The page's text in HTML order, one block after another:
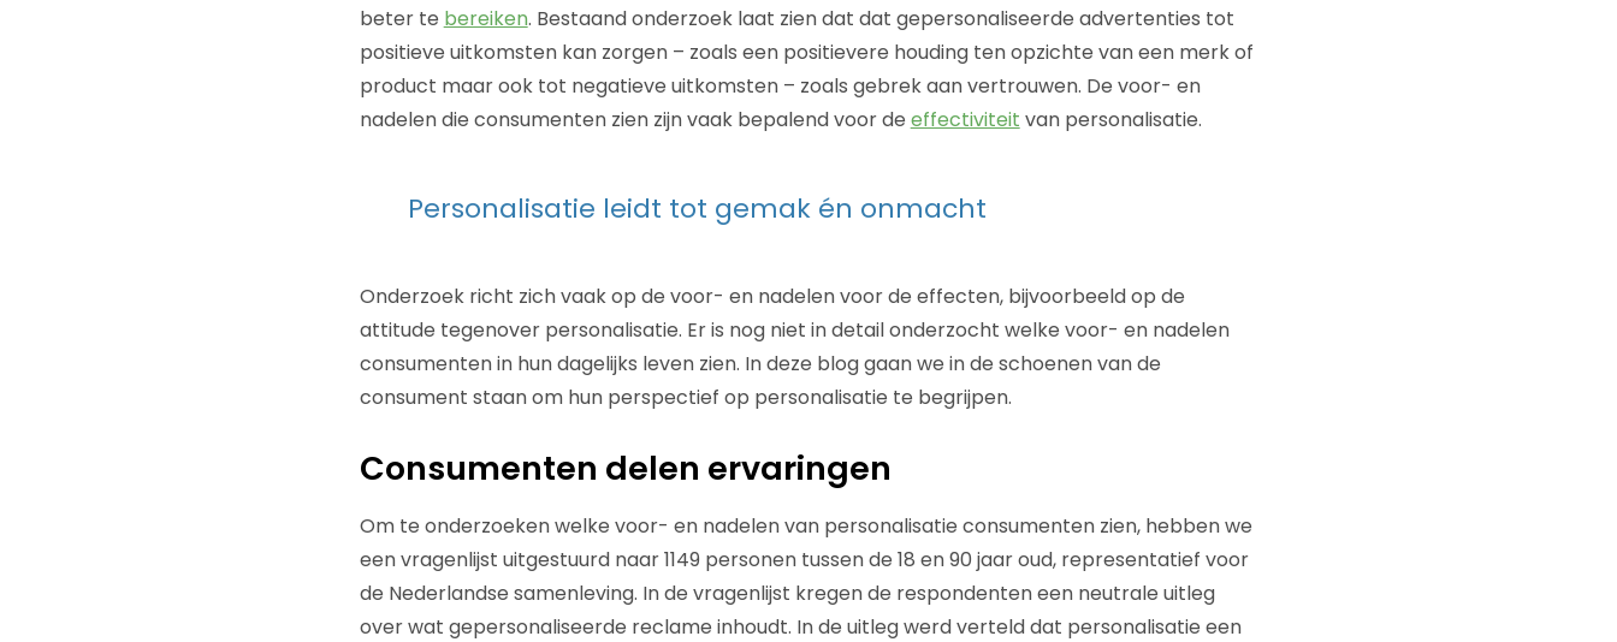
beter te bereiken. Bestaand onderzoek laat zien dat dat gepersonaliseerde advertenties tot
positieve uitkomsten kan zorgen – zoals een positievere houding ten opzichte van een merk of
product maar ook tot negatieve uitkomsten – zoals gebrek aan vertrouwen. De voor- en
nadelen die consumenten zien zijn vaak bepalend voor de effectiviteit van personalisatie.
Personalisatie leidt tot gemak én onmacht
Onderzoek richt zich vaak op de voor- en nadelen voor de effecten, bijvoorbeeld op de
attitude tegenover personalisatie. Er is nog niet in detail onderzocht welke voor- en nadelen
consumenten in hun dagelijks leven zien. In deze blog gaan we in de schoenen van de
consument staan om hun perspectief op personalisatie te begrijpen.
Consumenten delen ervaringen
Om te onderzoeken welke voor- en nadelen van personalisatie consumenten zien, hebben we
een vragenlijst uitgestuurd naar 1149 personen tussen de 18 en 90 jaar oud, representatief voor
de Nederlandse samenleving. In de vragenlijst kregen de respondenten een neutrale uitleg
over wat gepersonaliseerde reclame inhoudt. In de uitleg werd verteld dat personalisatie een